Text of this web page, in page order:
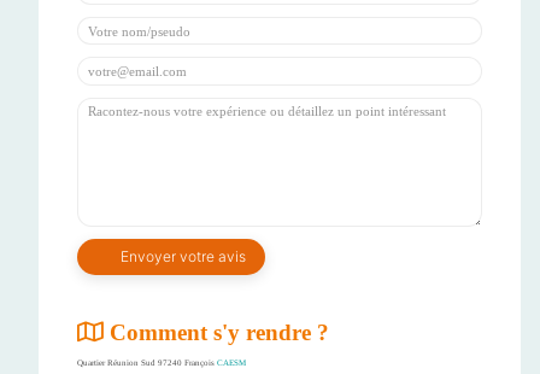
Comment s'y rendre ?
Quartier Réunion Sud 97240 François CAESM